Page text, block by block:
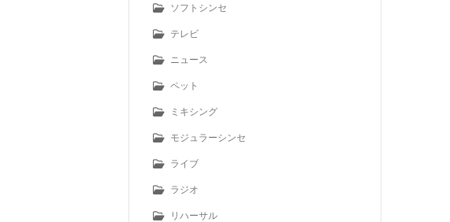
ソフトシンセ
テレビ
ニュース
ペット
ミキシング
モジュラーシンセ
ライブ
ラジオ
リハーサル